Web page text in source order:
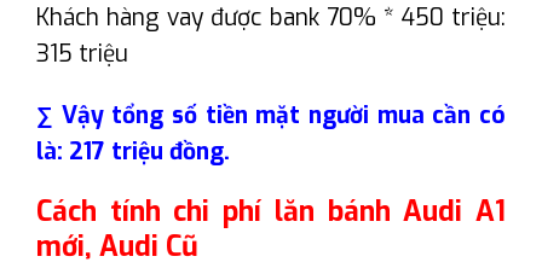
Khách hàng vay được bank 70% * 450 triệu:
315 triệu
∑ Vậy tổng số tiền mặt người mua cần có
là: 217 triệu đồng.
Cách tính chi phí lăn bánh Audi A1
mới, Audi Cũ